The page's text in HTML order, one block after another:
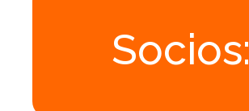
Socios: